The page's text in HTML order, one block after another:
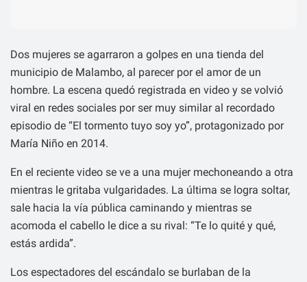
Dos mujeres se agarraron a golpes en una tienda del
municipio de Malambo, al parecer por el amor de un
hombre. La escena quedó registrada en video y se volvió
viral en redes sociales por ser muy similar al recordado
episodio de “El tormento tuyo soy yo”, protagonizado por
María Niño en 2014.
En el reciente video se ve a una mujer mechoneando a otra
mientras le gritaba vulgaridades. La última se logra soltar,
sale hacia la vía pública caminando y mientras se
acomoda el cabello le dice a su rival: “Te lo quité y qué,
estás ardida”.
Los espectadores del escándalo se burlaban de la